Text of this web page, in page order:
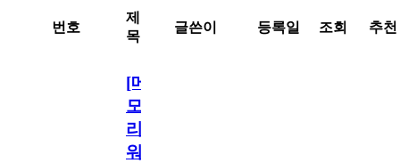
번호
제
목
글쓴이 등록일 조회 추천
[메
모
리
워